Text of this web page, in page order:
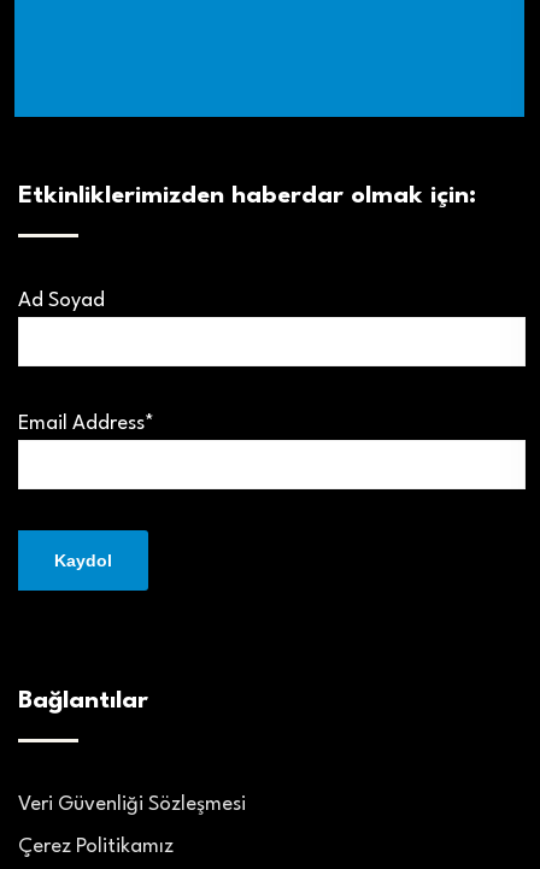
Etkinliklerimizden haberdar olmak için:
Ad Soyad
Email Address*
Bağlantılar
Veri Güvenliği Sözleşmesi
Çerez Politikamız